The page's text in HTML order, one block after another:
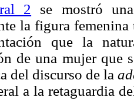
2 se mostró
la figura femenina
que la
de una mujer que
del discurso de la
a la retaguardia